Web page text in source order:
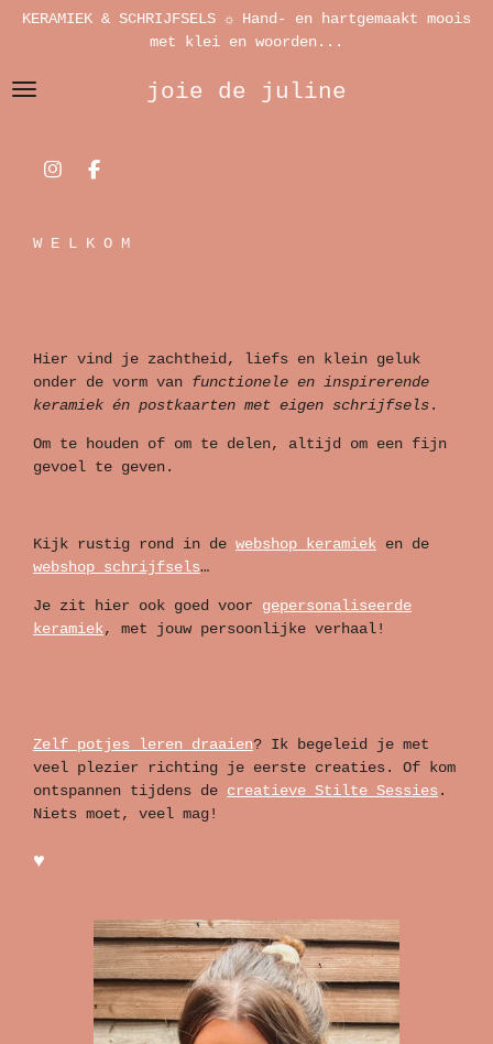
Ga
de
joie de juline
KERAMIEK & SCHRIJFSELS ☼ Hand- en hartgemaakt moois
met klei en woorden...
I
a
F
b
W E L K O M
Hier vind je zachtheid, liefs en klein geluk
onder de vorm van functionele en inspirerende
keramiek én postkaarten met eigen schrijfsels.
Om te houden of om te delen, altijd om een fijn
gevoel te geven.
Kijk rustig rond in de webshop keramiek en de
webshop schrijfsels…
Je zit hier ook goed voor gepersonaliseerde
keramiek, met jouw persoonlijke verhaal!
Zelf potjes leren draaien? Ik begeleid je met
veel plezier richting je eerste creaties. Of kom
ontspannen tijdens de creatieve Stilte Sessies .
Niets moet, veel mag!
♥